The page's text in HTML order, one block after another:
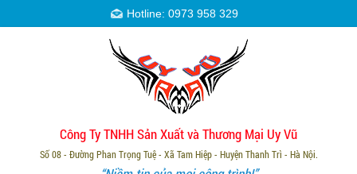
Hotline: 0973 958 329
Công Ty TNHH Sản Xuất và Thương Mại Uy Vũ
Số 08 - Đường Phan Trọng Tuệ - Xã Tam Hiệp - Huyện Thanh Trì - Hà Nội.